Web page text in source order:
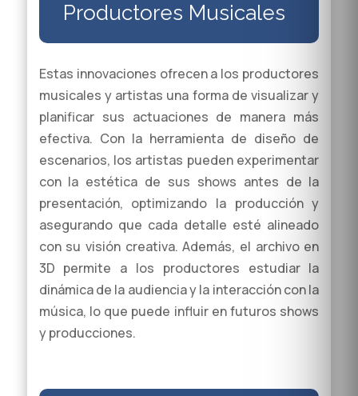
Productores Musicales
Estas innovaciones ofrecen a los productores
musicales y artistas una forma de visualizar y
planificar sus actuaciones de manera más
efectiva. Con la herramienta de diseño de
escenarios, los artistas pueden experimentar
con la estética de sus shows antes de la
presentación, optimizando la producción y
asegurando que cada detalle esté alineado
con su visión creativa. Además, el archivo en
3D permite a los productores estudiar la
dinámica de la audiencia y la interacción con la
música, lo que puede influir en futuros shows
y producciones.